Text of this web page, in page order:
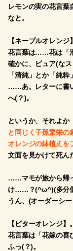
レモンの実の花言葉
なと。
【ネーブルオレンジ
花言葉は……花は「
確かに、ピュア(な
「清純」とか「純粋
……あ。レターに書
へ(？)。
というか、それよか
と同じく子孫繁栄の
オレンジの鉢植えを
文面を見かけて死ん
……マモが旅から帰
け……？(^ω^)(多分
うん、(オーダーシ
【ビターオレンジ】。
花言葉は「花嫁の
ふっ(？)。